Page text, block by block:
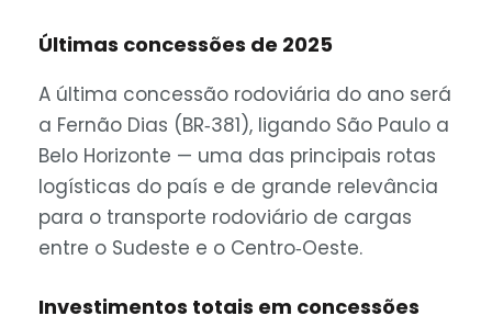
Últimas concessões de 2025
A última concessão rodoviária do ano será
a Fernão Dias (BR‑381), ligando São Paulo a
Belo Horizonte — uma das principais rotas
logísticas do país e de grande relevância
para o transporte rodoviário de cargas
entre o Sudeste e o Centro‑Oeste.
Investimentos totais em concessões